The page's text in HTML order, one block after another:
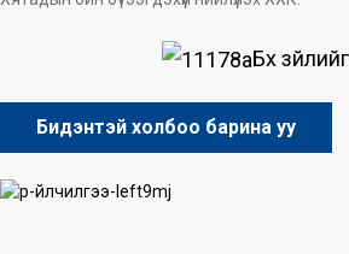
Бүх
Бидэнтэй холбоо барина уу